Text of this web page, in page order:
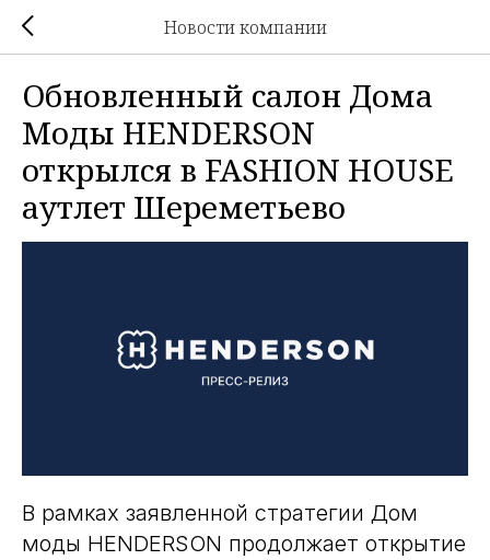
Новости компании
Обновленный салон Дома
Моды HENDERSON
открылся в FASHION HOUSE
аутлет Шереметьево
В рамках заявленной стратегии Дом
моды HENDERSON продолжает открытие